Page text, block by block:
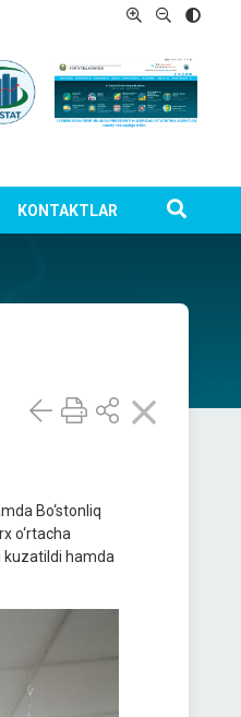
KONTAKTLAR
Bo‘stonliq
o‘rtacha
kuzatildi hamda